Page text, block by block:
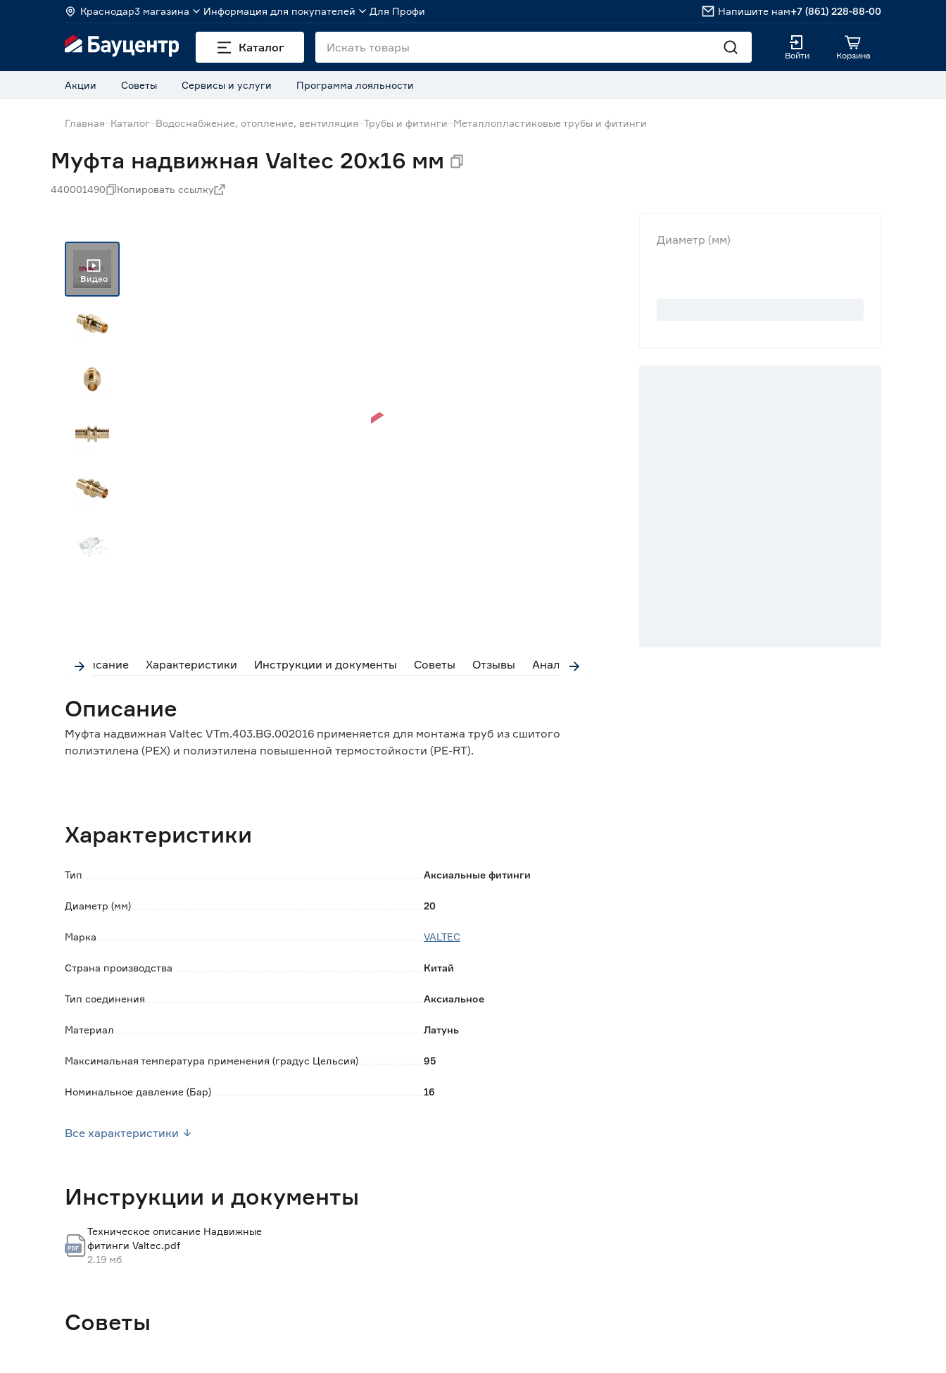
Краснодар3 магазина Информация для покупателей Для Профи Напишите нам+7 (861) 228-88-00
Каталог
Войти Корзина
Акции Советы Сервисы и услуги Программа лояльности
Главная Каталог Водоснабжение, отопление, вентиляция Трубы и фитинги Металлопластиковые трубы и фитинги
Муфта надвижная Valtec 20х16 мм
440001490 Копировать ссылку
Видео
Описание Характеристики Инструкции и документы Советы Отзывы Аналоги
Описание
Муфта надвижная Valtec VTm.403.BG.002016 применяется для монтажа труб из сшитого
полиэтилена (PEX) и полиэтилена повышенной термостойкости (PE-RT).
Характеристики
Тип Аксиальные фитинги
Диаметр (мм) 20
Марка VALTEC
Страна производства Китай
Тип соединения Аксиальное
Материал Латунь
Максимальная температура применения (градус Цельсия) 95
Номинальное давление (Бар) 16
Все характеристики
Инструкции и документы
Техническое описание Надвижные
фитинги Valtec.pdf
2.19 мб
Диаметр (мм)
Советы